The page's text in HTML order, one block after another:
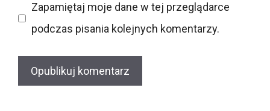
Zapamiętaj moje dane w tej przeglądarce
podczas pisania kolejnych komentarzy.